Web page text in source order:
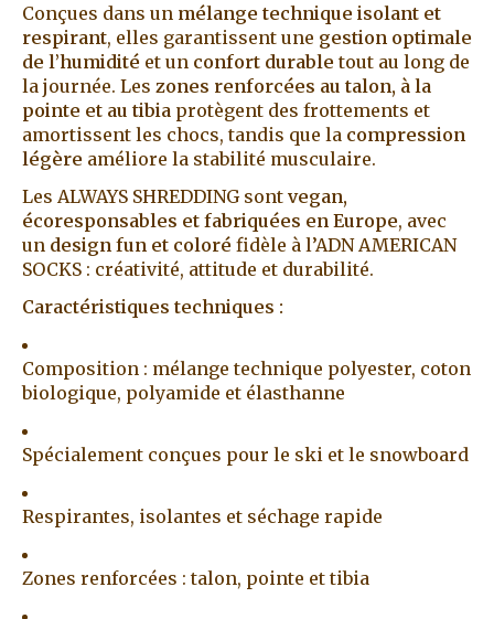
Conçues dans un mélange technique isolant et
respirant, elles garantissent une gestion optimale
de l’humidité et un confort durable tout au long de
la journée. Les zones renforcées au talon, à la
pointe et au tibia protègent des frottements et
amortissent les chocs, tandis que la compression
légère améliore la stabilité musculaire.
Les ALWAYS SHREDDING sont vegan,
écoresponsables et fabriquées en Europe, avec
un design fun et coloré fidèle à l’ADN AMERICAN
SOCKS : créativité, attitude et durabilité.
Caractéristiques techniques :
Composition : mélange technique polyester, coton
biologique, polyamide et élasthanne
Spécialement conçues pour le ski et le snowboard
Respirantes, isolantes et séchage rapide
Zones renforcées : talon, pointe et tibia